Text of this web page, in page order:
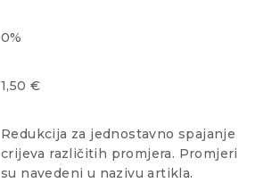
0%
1,50 €
Redukcija za jednostavno spajanje
crijeva različitih promjera. Promjeri
su navedeni u nazivu artikla.